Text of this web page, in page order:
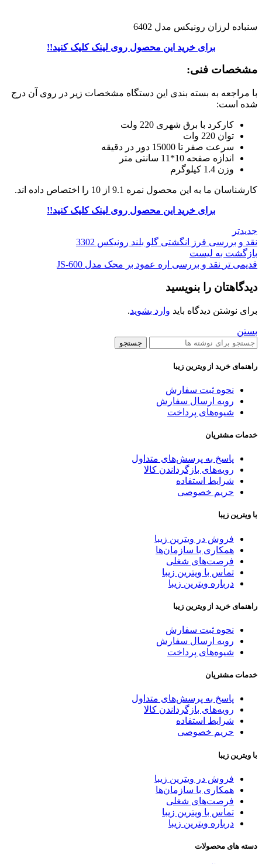
سنباده لرزان رونیکس مدل 6402
برای خرید این محصول روی لینک کلیک کنید!!
مشخصات فنی:
با مراجعه به بسته بندی این دستگاه مشخصات زیر در روی آن درج
شده است:
کارکرد با برق شهری 220 ولت
توان 220 وات
سرعت صفر تا 15000 دور در دقیقه
اندازه صفحه 10*11 سانتی متر
وزن 1.4 کیلوگرم
کارشناسان ما به این محصول نمره 9.1 از 10 را اختصاص داده اند.
برای خرید این محصول روی لینک کلیک کنید!!
جدیدتر
نقد و بررسی فرز انگشتی گلو بلند رونیکس 3302
بازگشت به لیست
قدیمی تر نقد و بررسی اره عمود بر محک مدل JS-600
دیدگاهتان را بنویسید
برای نوشتن دیدگاه باید وارد بشوید.
بستن
جستجو
راهنمای خرید از ویترین زیبا
نحوه ثبت سفارش
رویه ارسال سفارش
شیوه‌های پرداخت
خدمات مشتریان
پاسخ به پرسش‌های متداول
رویه‌های بازگرداندن کالا
شرایط استفاده
حریم خصوصی
با ویترین زیبا
فروش در ویترین زیبا
همکاری با سازمان‌ها
فرصت‌های شغلی
تماس با ویترین زیبا
درباره ویترین زیبا
راهنمای خرید از ویترین زیبا
نحوه ثبت سفارش
رویه ارسال سفارش
شیوه‌های پرداخت
خدمات مشتریان
پاسخ به پرسش‌های متداول
رویه‌های بازگرداندن کالا
شرایط استفاده
حریم خصوصی
با ویترین زیبا
فروش در ویترین زیبا
همکاری با سازمان‌ها
فرصت‌های شغلی
تماس با ویترین زیبا
درباره ویترین زیبا
دسته های محصولات